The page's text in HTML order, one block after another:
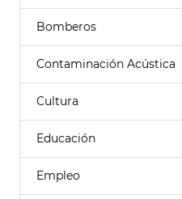
Bomberos
Contaminación Acústica
Cultura
Educación
Empleo